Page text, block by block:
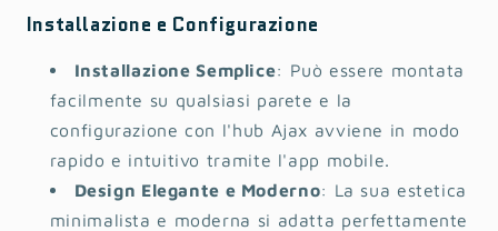
Installazione e Configurazione
Installazione Semplice: Può essere montata
facilmente su qualsiasi parete e la
configurazione con l'hub Ajax avviene in modo
rapido e intuitivo tramite l'app mobile.
Design Elegante e Moderno: La sua estetica
minimalista e moderna si adatta perfettamente